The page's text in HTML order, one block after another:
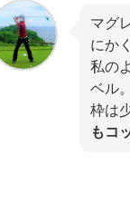
マグ
にか
私の
ベル。
枠は
もコ